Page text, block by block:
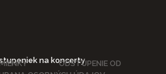
na koncerty
ODSTÚPENIE OD